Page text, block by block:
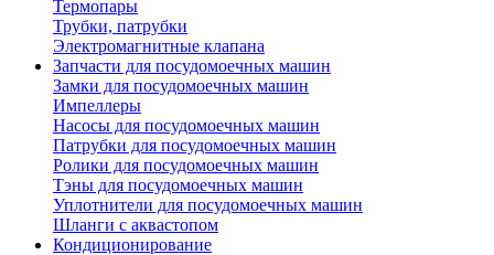
Термопары
Трубки, патрубки
Электромагнитные клапана
Запчасти для посудомоечных машин
Замки для посудомоечных машин
Импеллеры
Насосы для посудомоечных машин
Патрубки для посудомоечных машин
Ролики для посудомоечных машин
Тэны для посудомоечных машин
Уплотнители для посудомоечных машин
Шланги с аквастопом
Кондиционирование